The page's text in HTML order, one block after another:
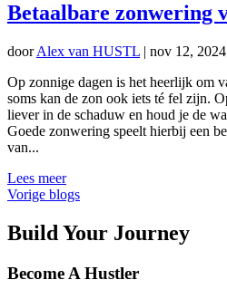
Betaalbare zonwering
doorAlex van HUSTL | nov 12, 2024
Op zonnige dagen is het heerlijk om
soms kan de zon ook iets té fel zijn.
liever in de schaduw en houd je de
Goede zonwering speelt hierbij een
van...
Lees meer
Vorige blogs
Build Your Journey
Become A Hustler